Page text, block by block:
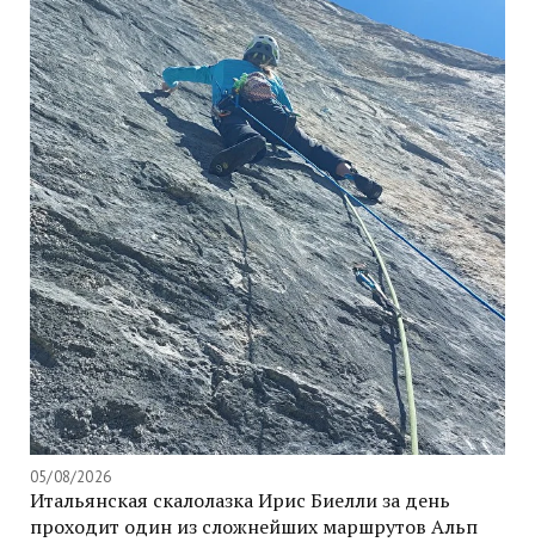
05/08/2026
Итальянская скалолазка Ирис Биелли за день
проходит один из сложнейших маршрутов Альп